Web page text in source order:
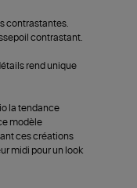
contrastantes.
contrastant.
rend unique
la tendance
modèle
ces créations
midi pour un look